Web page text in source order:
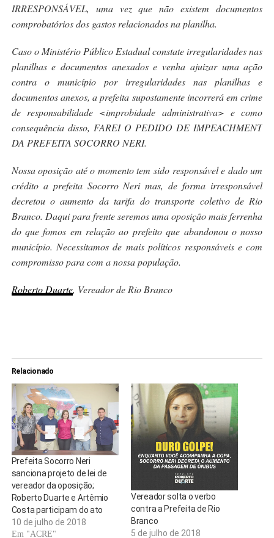
IRRESPONSÁVEL, uma vez que não existem documentos
comprobatórios dos gastos relacionados na planilha.
Caso o Ministério Público Estadual constate irregularidades nas
planilhas e documentos anexados e venha ajuizar uma ação
contra o município por irregularidades nas planilhas e
documentos anexos, a prefeita supostamente incorrerá em crime
de responsabilidade <improbidade administrativa> e como
consequência disso, FAREI O PEDIDO DE IMPEACHMENT
DA PREFEITA SOCORRO NERI.
Nossa oposição até o momento tem sido responsável e dado um
crédito a prefeita Socorro Neri mas, de forma irresponsável
decretou o aumento da tarifa do transporte coletivo de Rio
Branco. Daqui para frente seremos uma oposição mais ferrenha
do que fomos em relação ao prefeito que abandonou o nosso
município. Necessitamos de mais políticos responsáveis e com
compromisso para com a nossa população.
Roberto Duarte, Vereador de Rio Branco
Relacionado
Prefeita Socorro Neri
sanciona projeto de lei de
vereador da oposição;
Roberto Duarte e Artêmio
Costa participam do ato
10 de julho de 2018
Em "ACRE"
Vereador solta o verbo
contra a Prefeita de Rio
Branco
5 de julho de 2018